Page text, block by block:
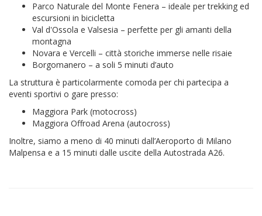
Parco Naturale del Monte Fenera – ideale per trekking ed
escursioni in bicicletta
Val d'Ossola e Valsesia – perfette per gli amanti della
montagna
Novara e Vercelli – città storiche immerse nelle risaie
Borgomanero – a soli 5 minuti d’auto
La struttura è particolarmente comoda per chi partecipa a
eventi sportivi o gare presso:
Maggiora Park (motocross)
Maggiora Offroad Arena (autocross)
Inoltre, siamo a meno di 40 minuti dall’Aeroporto di Milano
Malpensa e a 15 minuti dalle uscite della Autostrada A26.